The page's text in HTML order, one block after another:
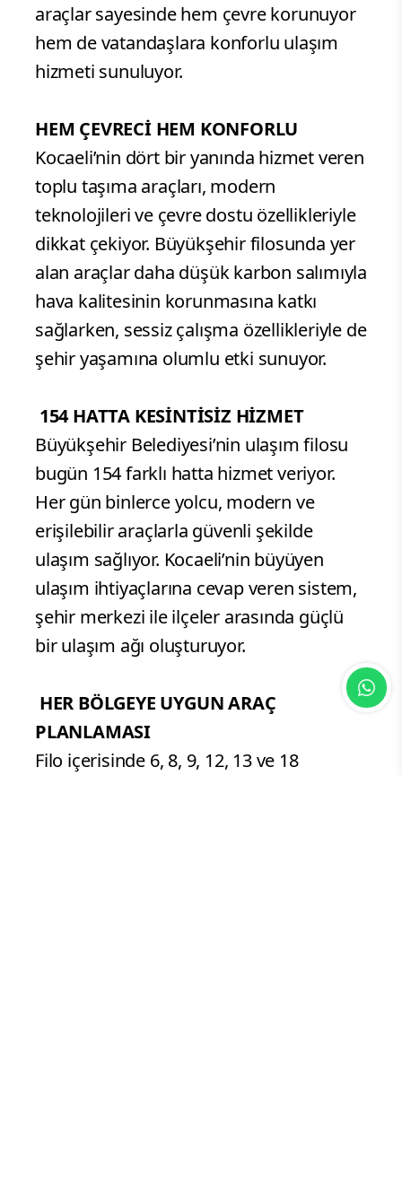
araçlar sayesinde hem çevre korunuyor
hem de vatandaşlara konforlu ulaşım
hizmeti sunuluyor.
HEM ÇEVRECİ HEM KONFORLU
Kocaeli’nin dört bir yanında hizmet veren
toplu taşıma araçları, modern
teknolojileri ve çevre dostu özellikleriyle
dikkat çekiyor. Büyükşehir filosunda yer
alan araçlar daha düşük karbon salımıyla
hava kalitesinin korunmasına katkı
sağlarken, sessiz çalışma özellikleriyle de
şehir yaşamına olumlu etki sunuyor.
154 HATTA KESİNTİSİZ HİZMET
Büyükşehir Belediyesi’nin ulaşım filosu
bugün 154 farklı hatta hizmet veriyor.
Her gün binlerce yolcu, modern ve
erişilebilir araçlarla güvenli şekilde
ulaşım sağlıyor. Kocaeli’nin büyüyen
ulaşım ihtiyaçlarına cevap veren sistem,
şehir merkezi ile ilçeler arasında güçlü
bir ulaşım ağı oluşturuyor.
HER BÖLGEYE UYGUN ARAÇ
PLANLAMASI
Filo içerisinde 6, 8, 9, 12, 13 ve 18